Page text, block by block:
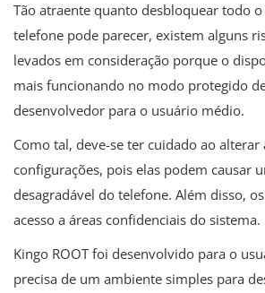
Tão atraente quanto desbloquear todo
telefone pode parecer, existem alguns
levados em consideração porque o
mais funcionando no modo protegido
desenvolvedor para o usuário médio.
Como tal, deve-se ter cuidado ao alterar
configurações, pois elas podem causar
desagradável do telefone. Além disso,
acesso a áreas confidenciais do sistema.
Kingo ROOT foi desenvolvido para o
precisa de um ambiente simples para